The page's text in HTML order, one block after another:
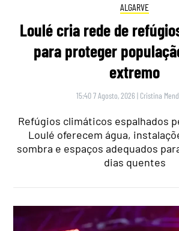
ALGARVE
Loulé cria rede de
para proteger
extremo
15:40 7 Agosto, 2026 | Cristina
Refúgios climáticos espalhados
Loulé oferecem água,
sombra e espaços adequados
dias quentes